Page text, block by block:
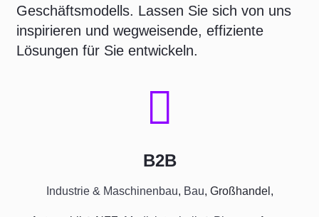
Geschäftsmodells. Lassen Sie sich von uns
inspirieren und wegweisende, effiziente
Lösungen für Sie entwickeln.
B2B
Industrie & Maschinenbau, Bau, Großhandel,